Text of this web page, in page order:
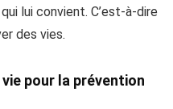
lui convient. C’est-à-dire
des vies.
pour la prévention